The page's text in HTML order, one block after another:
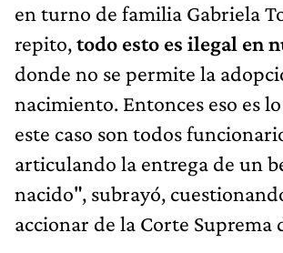
en turno de familia Gabriela
repito,todo esto es ilegal en
donde no se permite la
nacimiento. Entonces eso es
este caso son todos
articulando la entrega de un
nacido", subrayó,
accionar de la Corte Suprema